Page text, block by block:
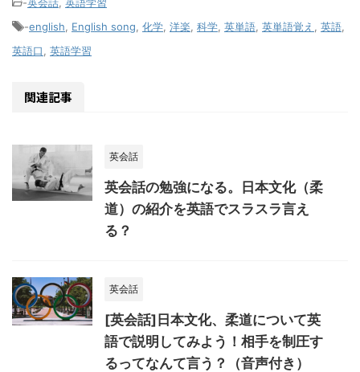
-english English song 化学 洋楽 科学 英単語 英単語覚え 英語
英語口
英語学習
関連記事
英会話
英会話の勉強になる。日本文化（柔
道）の紹介を英語でスラスラ言え
る？
英会話
[英会話]日本文化、柔道について英
語で説明してみよう！相手を制圧す
るってなんて言う？（音声付き）